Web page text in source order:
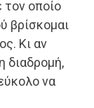
τον οποίο
βρίσκομαι
Κι αν
διαδρομή,
να